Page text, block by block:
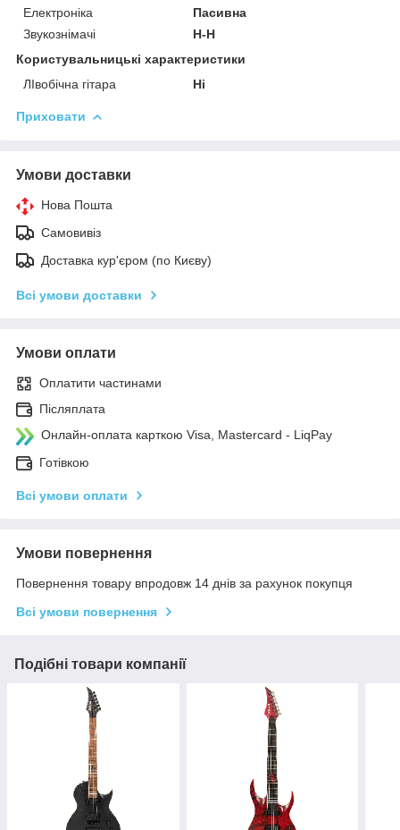
Електроніка
Пасивна
Звукознімачі
H-H
Користувальницькі характеристики
ЛІвобічна гітара
Ні
Приховати
Умови доставки
Нова Пошта
Самовивіз
Доставка кур'єром (по Києву)
Всі умови доставки
Умови оплати
Оплатити частинами
Післяплата
Онлайн-оплата карткою Visa, Mastercard - LiqPay
Готівкою
Всі умови оплати
Умови повернення
Повернення товару впродовж 14 днів за рахунок покупця
Всі умови повернення
Подібні товари компанії